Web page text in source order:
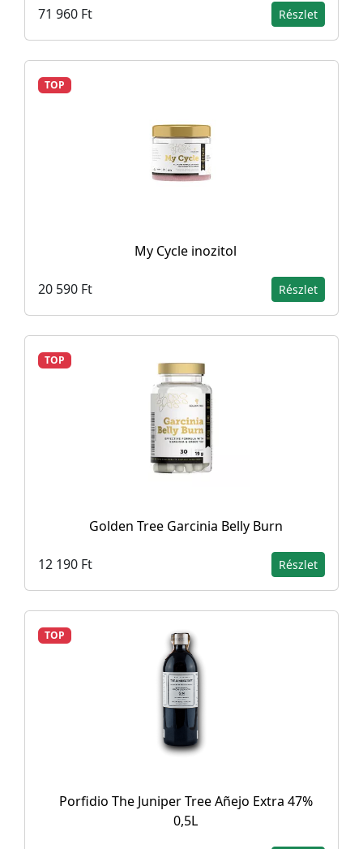
71 960 Ft Részlet
TOP
My Cycle inozitol
20 590 Ft Részlet
TOP
Golden Tree Garcinia Belly Burn
12 190 Ft Részlet
TOP
Porfidio The Juniper Tree Añejo Extra 47%
0,5L